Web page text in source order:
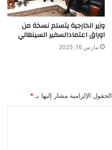
وزير الخارجية يتسلم نسخة من
اوراق اعتمادالسفير السينغالي
مارس 16, 2025
الحقول الإلزامية مشار إليها بـ *